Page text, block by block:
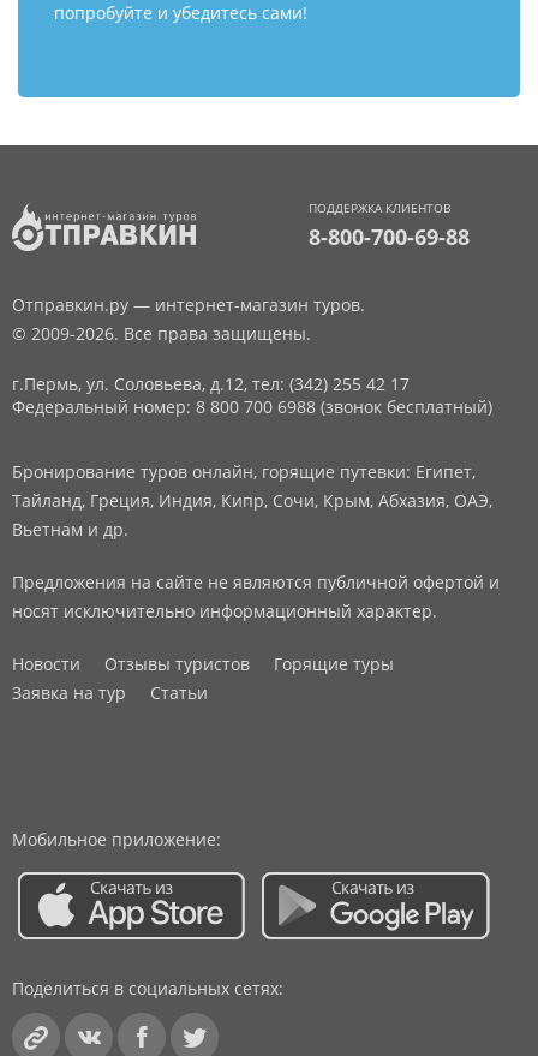
попробуйте и убедитесь сами!
ПОДДЕРЖКА КЛИЕНТОВ
8-800-700-69-88
Отправкин.ру — интернет-магазин туров.
© 2009-2026. Все права защищены.
г.Пермь, ул. Соловьева, д.12, тел: (342) 255 42 17
Федеральный номер: 8 800 700 6988 (звонок бесплатный)
Бронирование туров онлайн, горящие путевки: Египет,
Тайланд, Греция, Индия, Кипр, Сочи, Крым, Абхазия, ОАЭ,
Вьетнам и др.
Предложения на сайте не являются публичной офертой и
носят исключительно информационный характер.
Новости Отзывы туристов
Горящие туры
Заявка на тур
Статьи
Мобильное приложение:
Поделиться в социальных сетях: